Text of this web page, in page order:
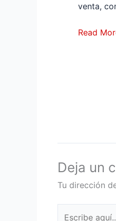
venta,
Read
Deja un
Tu dirección